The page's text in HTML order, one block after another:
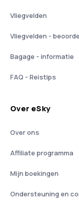
Vliegvelden
Vliegvelden -
Bagage - informatie
FAQ - Reistips
Over eSky
Over ons
Affiliate programma
Mijn boekingen
Ondersteuning en